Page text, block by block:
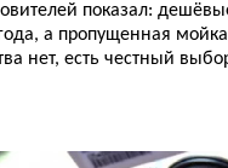
показал:
а пропущенная
нет, есть честный